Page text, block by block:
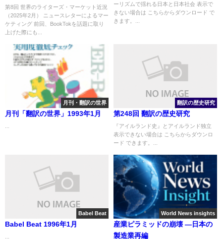
第8回 世界のライターズ・マーケット近況
（2025年2月） ニュースレターによるマー
ケティング 前回、BookTokを話題に取り
上げた際にも...
ーリズムで揺れる日本と日本社会 表示で
きない場合は こちらからダウンロード で
きます。...
月刊・翻訳の世界
月刊「翻訳の世界」1993年1月
翻訳の歴史研究
第248回 翻訳の歴史研究
『アイルランド史』とアイルランド独立
表示できない場合は こちらからダウンロ
ード できます。...
Babel Beat
Babel Beat 1996年1月
World News insights
産業ピラミッドの崩壊 ―日本の
製造業再編